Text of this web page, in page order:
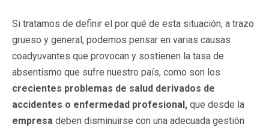
Si tratamos de definir el por qué de esta situación, a trazo
grueso y general, podemos pensar en varias causas
coadyuvantes que provocan y sostienen la tasa de
absentismo que sufre nuestro país, como son los
crecientes problemas de salud derivados de
accidentes o enfermedad profesional, que desde la
empresa deben disminuirse con una adecuada gestión